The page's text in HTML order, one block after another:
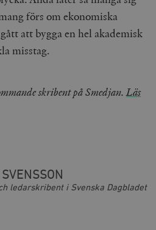
förs om ekonomiska
att bygga en hel akademisk
misstag.
skribent på Smedjan.Läs
ledarskribent i Svenska Dagbladet